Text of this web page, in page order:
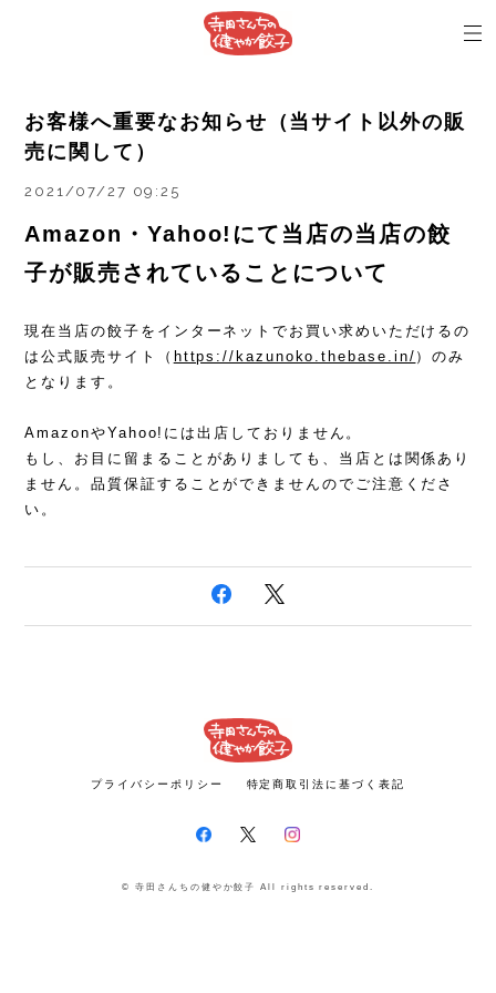
お客様へ重要なお知らせ（当サイト以外の販
売に関して）
2021/07/27 09:25
Amazon・Yahoo!にて当店の当店の餃
子が販売されていることについて
現在当店の餃子をインターネットでお買い求めいただけるの
は公式販売サイト（ https://kazunoko.thebase.in/ ）のみ
となります。
AmazonやYahoo!には出店しておりません。
もし、お目に留まることがありましても、当店とは関係あり
ません。品質保証することができませんのでご注意くださ
い。
プライバシーポリシー 特定商取引法に基づく表記
© 寺田さんちの健やか餃子 All rights reserved.